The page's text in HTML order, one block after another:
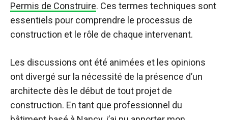
Permis de Construire. Ces termes techniques sont
essentiels pour comprendre le processus de
construction et le rôle de chaque intervenant.
Les discussions ont été animées et les opinions
ont divergé sur la nécessité de la présence d’un
architecte dès le début de tout projet de
construction. En tant que professionnel du